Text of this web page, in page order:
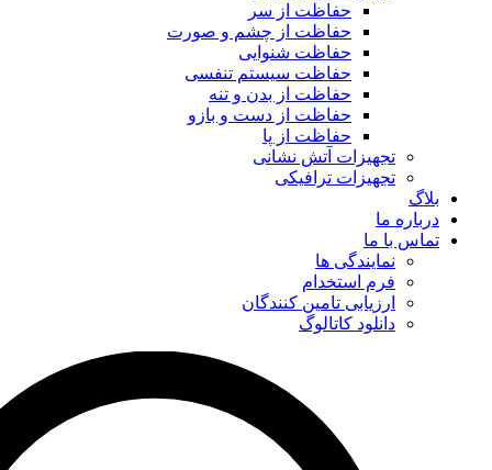
حفاظت از سر
حفاظت از چشم و صورت
حفاظت شنوایی
حفاظت سیستم تنفسی
حفاظت از بدن و تنه
حفاظت از دست و بازو
حفاظت از پا
تجهیزات آتش نشانی
تجهیزات ترافیکی
بلاگ
درباره ما
تماس با ما
نمایندگی ها
فرم استخدام
ارزیابی تامین کنندگان
دانلود کاتالوگ